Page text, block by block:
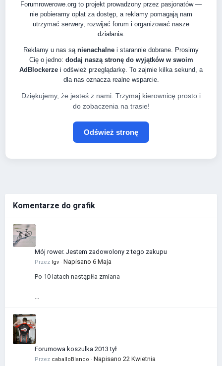
Forumrowerowe.org to projekt prowadzony przez pasjonatów —
nie pobieramy opłat za dostęp, a reklamy pomagają nam
utrzymać serwery, rozwijać forum i organizować nasze
działania.
Reklamy u nas są nienachalne i starannie dobrane. Prosimy
Cię o jedno: dodaj naszą stronę do wyjątków w swoim
AdBlockerze i odśwież przeglądarkę. To zajmie kilka sekund, a
dla nas oznacza realne wsparcie.
Dziękujemy, że jesteś z nami. Trzymaj kierownicę prosto i
do zobaczenia na trasie!
Odśwież stronę
Komentarze do grafik
Mój rower. Jestem zadowolony z tego zakupu
Przez Igv · Napisano 6 Maja
Po 10 latach nastąpiła zmiana
...
Forumowa koszulka 2013 tył
Przez caballoBlanco · Napisano 22 Kwietnia